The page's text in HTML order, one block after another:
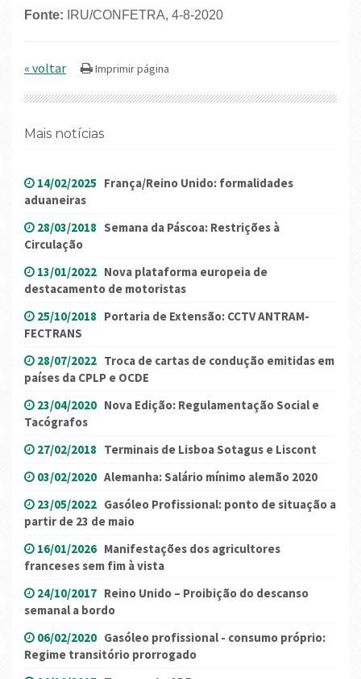
Fonte: IRU/CONFETRA, 4-8-2020
« voltar
Mais notícias
14/02/2025 França/Reino Unido: formalidades
aduaneiras
28/03/2018 Semana da Páscoa: Restrições à
Circulação
13/01/2022 Nova plataforma europeia de
destacamento de motoristas
25/10/2018 Portaria de Extensão: CCTV ANTRAM-
FECTRANS
28/07/2022 Troca de cartas de condução emitidas em
países da CPLP e OCDE
23/04/2020 Nova Edição: Regulamentação Social e
Tacógrafos
27/02/2018 Terminais de Lisboa Sotagus e Liscont
03/02/2020 Alemanha: Salário mínimo alemão 2020
23/05/2022 Gasóleo Profissional: ponto de situação a
partir de 23 de maio
16/01/2026 Manifestações dos agricultores
franceses sem fim à vista
24/10/2017 Reino Unido – Proibição do descanso
semanal a bordo
06/02/2020 Gasóleo profissional - consumo próprio:
Regime transitório prorrogado